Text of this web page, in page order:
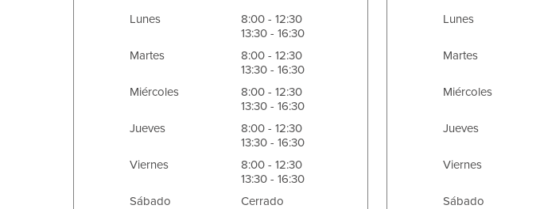
Lunes
8:00 - 12:30
13:30 - 16:30
Martes
8:00 - 12:30
13:30 - 16:30
Miércoles
8:00 - 12:30
13:30 - 16:30
Jueves
8:00 - 12:30
13:30 - 16:30
Viernes
8:00 - 12:30
13:30 - 16:30
Sábado
Cerrado
Lunes
Martes
Miércoles
Jueves
Viernes
Sábado